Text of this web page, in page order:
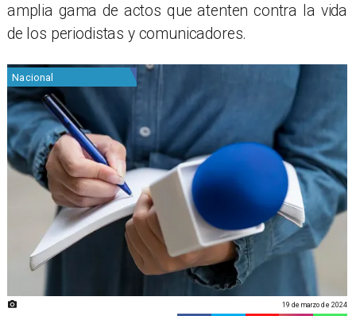
amplia gama de actos que atenten contra la vida
de los periodistas y comunicadores.
Nacional
19 de marzo de 2024